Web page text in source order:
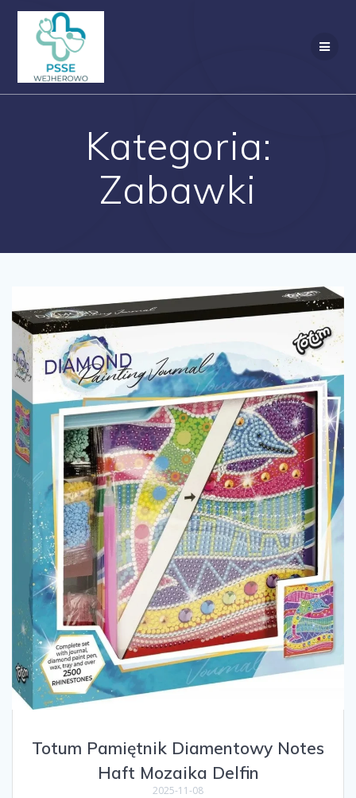
Kategoria:
Zabawki
Totum Pamiętnik Diamentowy Notes
Haft Mozaika Delfin
2025-11-08